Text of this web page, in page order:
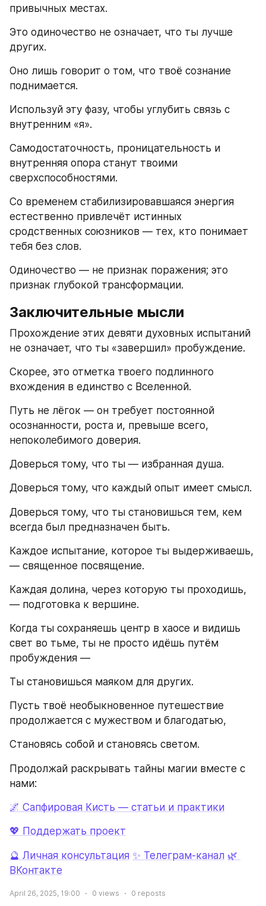
привычных местах.
Это одиночество не означает, что ты лучше
других.
Оно лишь говорит о том, что твоё сознание
поднимается.
Используй эту фазу, чтобы углубить связь с
внутренним «я».
Самодостаточность, проницательность и
внутренняя опора станут твоими
сверхспособностями.
Со временем стабилизировавшаяся энергия
естественно привлечёт истинных
сродственных союзников — тех, кто понимает
тебя без слов.
Одиночество — не признак поражения; это
признак глубокой трансформации.
Заключительные мысли
Прохождение этих девяти духовных испытаний
не означает, что ты «завершил» пробуждение.
Скорее, это отметка твоего подлинного
вхождения в единство с Вселенной.
Путь не лёгок — он требует постоянной
осознанности, роста и, превыше всего,
непоколебимого доверия.
Доверься тому, что ты — избранная душа.
Доверься тому, что каждый опыт имеет смысл.
Доверься тому, что ты становишься тем, кем
всегда был предназначен быть.
Каждое испытание, которое ты выдерживаешь,
— священное посвящение.
Каждая долина, через которую ты проходишь,
— подготовка к вершине.
Когда ты сохраняешь центр в хаосе и видишь
свет во тьме, ты не просто идёшь путём
пробуждения —
Ты становишься маяком для других.
Пусть твоё необыкновенное путешествие
продолжается с мужеством и благодатью,
Становясь собой и становясь светом.
Продолжай раскрывать тайны магии вместе с
нами:
🌌 Сапфировая Кисть — статьи и практики
💖 Поддержать проект
🔮 Личная консультация ✨ Телеграм‑канал 🌿
ВКонтакте
April 26, 2025, 19:00 0 views 0 reposts